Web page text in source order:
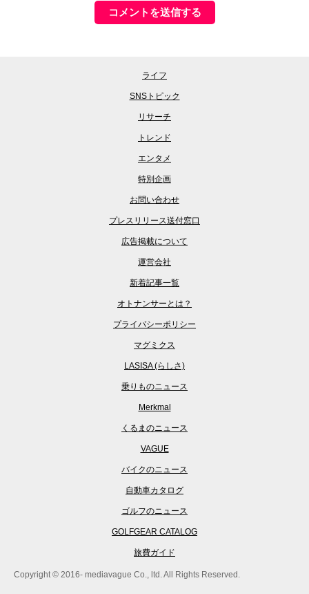
ライフ
SNSトピック
リサーチ
トレンド
エンタメ
特別企画
お問い合わせ
プレスリリース送付窓口
広告掲載について
運営会社
新着記事一覧
オトナンサーとは？
プライバシーポリシー
マグミクス
LASISA (らしさ)
乗りものニュース
Merkmal
くるまのニュース
VAGUE
バイクのニュース
自動車カタログ
ゴルフのニュース
GOLFGEAR CATALOG
旅費ガイド
Copyright © 2016- mediavague Co., ltd. All Rights Reserved.